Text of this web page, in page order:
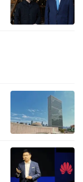
远远超出了它
手段，一种社
在于音符中，
处。带着它，
。
央党校（国家
，中国实学研